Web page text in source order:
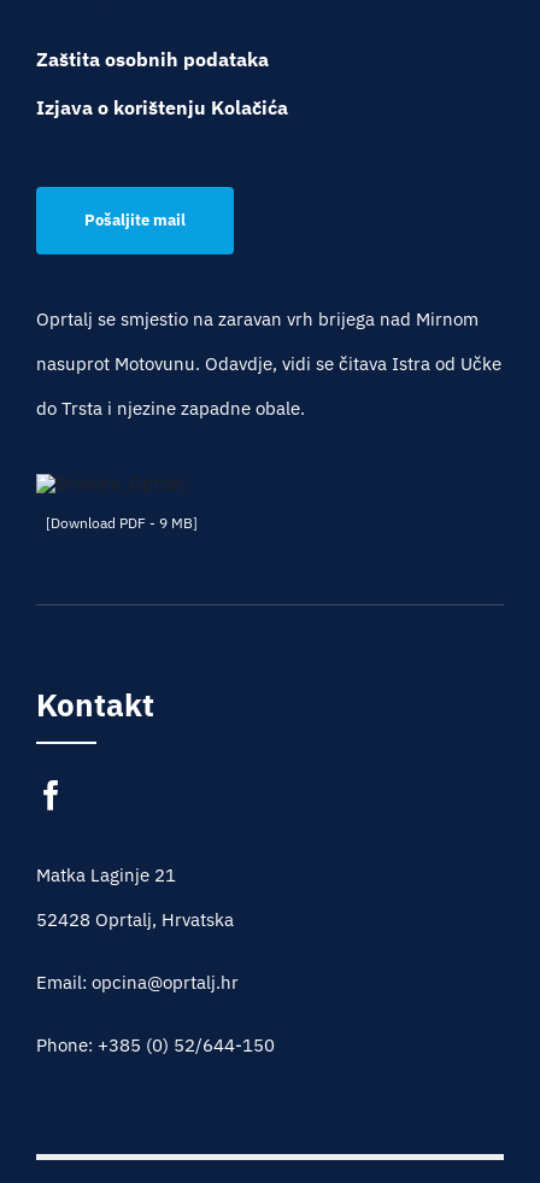
Zaštita osobnih podataka
Izjava o korištenju Kolačića
Pošaljite mail
Oprtalj se smjestio na zaravan vrh brijega nad Mirnom
nasuprot Motovunu. Odavdje, vidi se čitava Istra od Učke
do Trsta i njezine zapadne obale.
[Download PDF - 9 MB]
Kontakt
Matka Laginje 21
52428 Oprtalj, Hrvatska
Email: opcina@oprtalj.hr
Phone: +385 (0) 52/644-150